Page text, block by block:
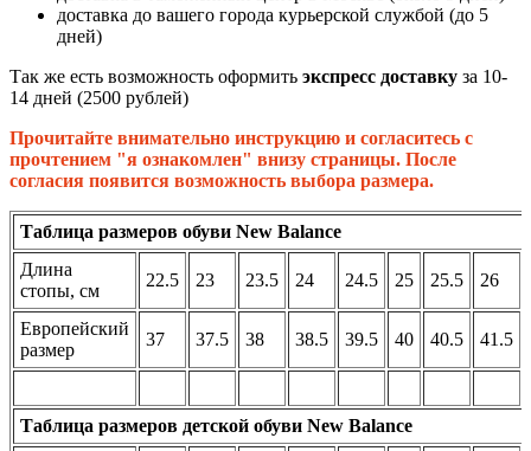
доставка до вашего города курьерской службой (до 5
дней)
Так же есть возможность оформить экспресс доставку за 10-
14 дней (2500 рублей)
Прочитайте внимательно инструкцию и согласитесь с
прочтением "я ознакомлен" внизу страницы. После
согласия появится возможность выбора размера.
Таблица размеров обуви New Balance
Длина
стопы, см
22.5 23 23.5 24 24.5 25 25.5 26
Европейский
размер
37 37.5 38 38.5 39.5 40 40.5 41.5
Таблица размеров детской обуви New Balance